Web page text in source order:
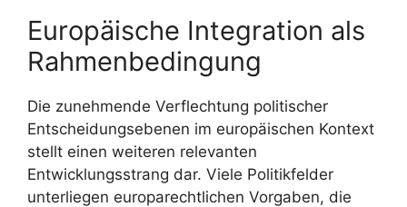
Europäische Integration als
Rahmenbedingung
Die zunehmende Verflechtung politischer
Entscheidungsebenen im europäischen Kontext
stellt einen weiteren relevanten
Entwicklungsstrang dar. Viele Politikfelder
unterliegen europarechtlichen Vorgaben, die